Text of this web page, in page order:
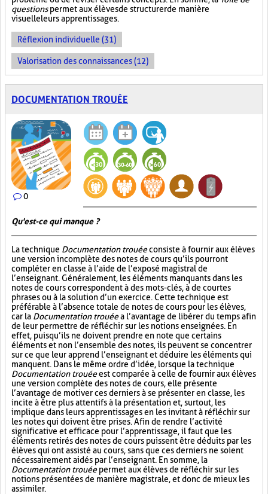
questionspermet aux élèves de structurer de manière
visuelle leurs apprentissages.
Réflexion individuelle (31)
Valorisation des connaissances (12)
DOCUMENTATION TROUÉE
0
Qu'est-ce qui manque ?
La technique Documentation trouéeconsiste à fournir aux élèves
une version incomplète des notes de cours qu’ils pourront
compléter en classe à l’aide de l’exposé magistral de
l’enseignant. Généralement, les éléments manquants dans les
notes de cours correspondent à des mots-clés, à de courtes
phrases ou à la solution d’un exercice. Cette technique est
préférable à l’absence totale de notes de cours pour les élèves,
car la Documentation trouéea l’avantage de libérer du temps afin
de leur permettre de réfléchir sur les notions enseignées. En
effet, puisqu’ils ne doivent prendre en note que certains
éléments et non l’ensemble des notes, ils peuvent se concentrer
sur ce que leur apprend l’enseignant et déduire les éléments qui
manquent. Dans le même ordre d’idée, lorsque la technique
Documentation trouéeest comparée à celle de fournir aux élèves
une version complète des notes de cours, elle présente
l’avantage de motiver ces derniers à se présenter en classe, les
incite à être plus attentifs à la présentation et, surtout, les
implique dans leurs apprentissages en les invitant à réfléchir sur
les notes qui doivent être prises. Afin de rendre l’activité
significative et efficace pour l’apprentissage, il faut que les
éléments retirés des notes de cours puissent être déduits par les
élèves qui ont assisté au cours, sans que ces derniers ne soient
nécessairement aidés par l’enseignant. En somme, la
Documentation trouéepermet aux élèves de réfléchir sur les
notions présentées de manière magistrale, et donc de mieux les
assimiler.